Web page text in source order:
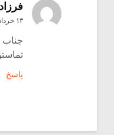
فرزاد
۱۳ خرداد ۱۳۹۴ در ۱:۱۱ ق٫ظ
جناب
پاسخ